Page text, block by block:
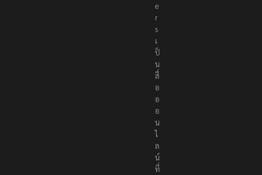
e
r
s
เ
ป็
น
สื่
อ
อ
อ
น
ไ
ล
น์
ที่